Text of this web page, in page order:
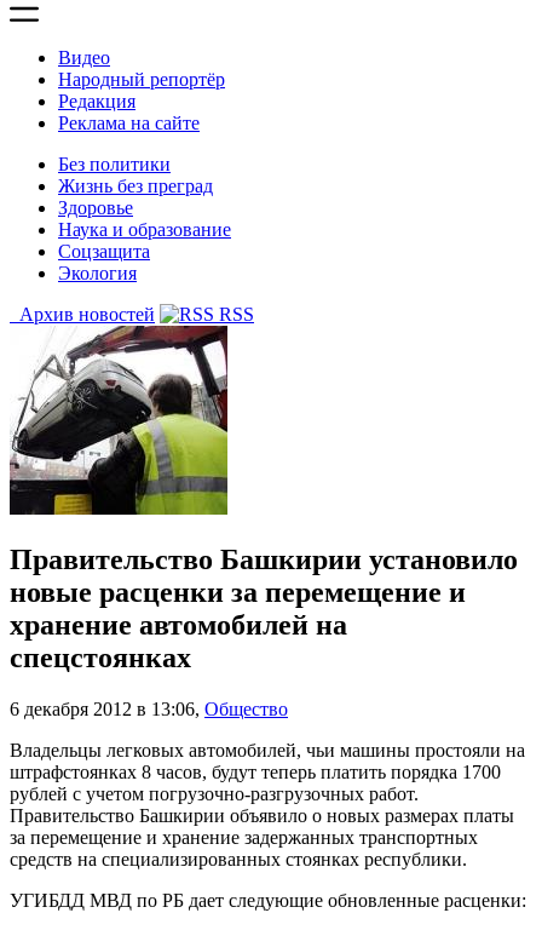
Видео
Народный репортёр
Редакция
Реклама на сайте
Без политики
Жизнь без преград
Здоровье
Наука и образование
Соцзащита
Экология
Архив новостей
RSS
Правительство Башкирии установило
новые расценки за перемещение и
хранение автомобилей на
спецстоянках
6 декабря 2012 в 13:06, Общество
Владельцы легковых автомобилей, чьи машины простояли на
штрафстоянках 8 часов, будут теперь платить порядка 1700
рублей с учетом погрузочно-разгрузочных работ.
Правительство Башкирии объявило о новых размерах платы
за перемещение и хранение задержанных транспортных
средств на специализированных стоянках республики.
УГИБДД МВД по РБ дает следующие обновленные расценки: